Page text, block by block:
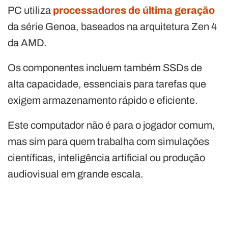
PC utiliza processadores de última geração
da série Genoa, baseados na arquitetura Zen 4
da AMD.
Os componentes incluem também SSDs de
alta capacidade, essenciais para tarefas que
exigem armazenamento rápido e eficiente.
Este computador não é para o jogador comum,
mas sim para quem trabalha com simulações
científicas, inteligência artificial ou produção
audiovisual em grande escala.